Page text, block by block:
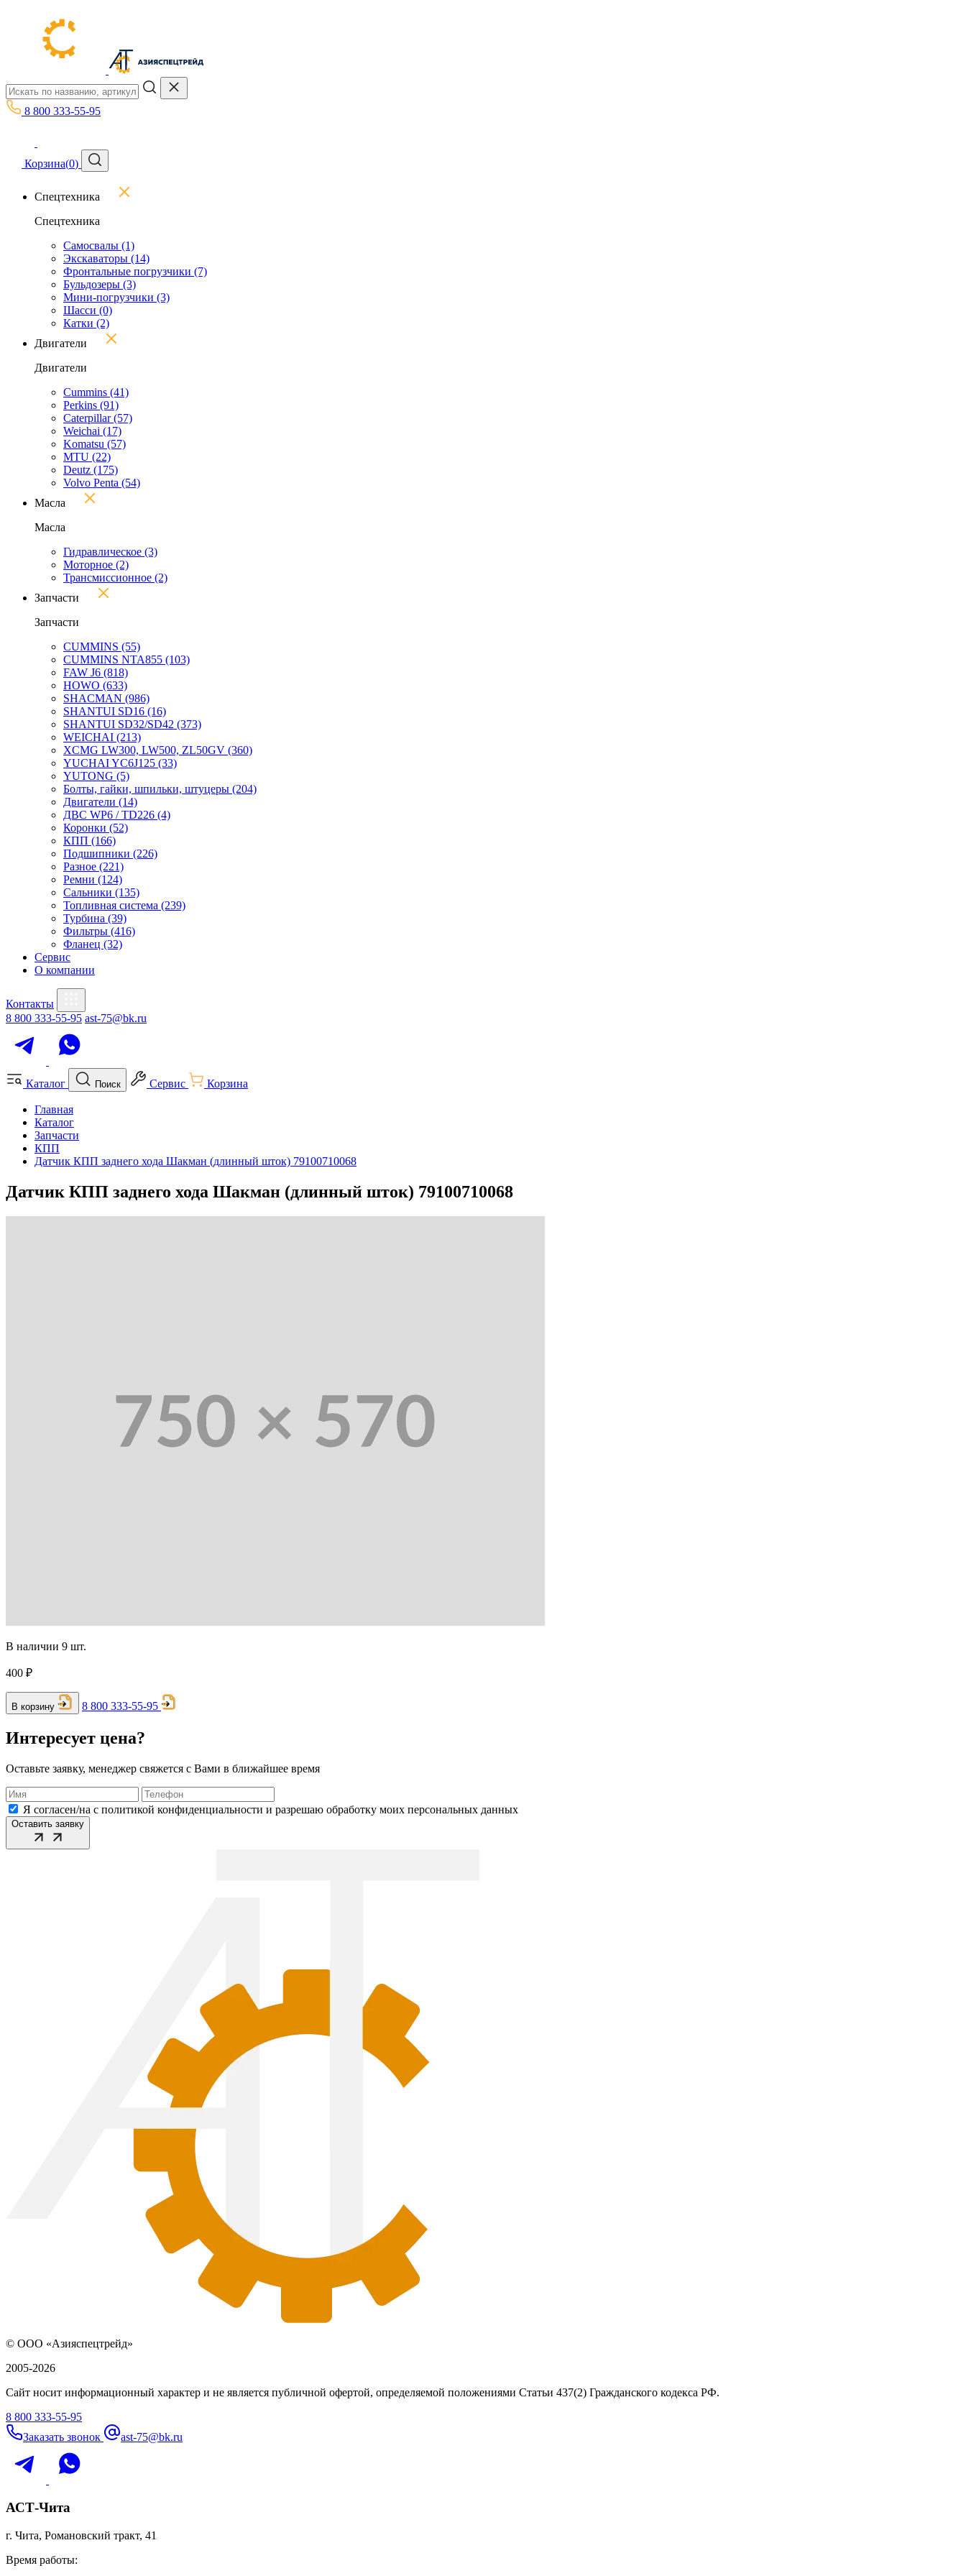
8 800 333-55-95
Корзина(0)
Спецтехника
Спецтехника
Самосвалы (1)
Экскаваторы (14)
Фронтальные погрузчики (7)
Бульдозеры (3)
Мини-погрузчики (3)
Шасси (0)
Катки (2)
Двигатели
Двигатели
Cummins (41)
Perkins (91)
Caterpillar(57)
Weichai (17)
Komatsu (57)
MTU (22)
Deutz (175)
Volvo Penta (54)
Масла
Масла
Гидравлическое (3)
Моторное (2)
Трансмиссионное (2)
Запчасти
Запчасти
CUMMINS (55)
CUMMINS NTA855 (103)
FAW J6 (818)
HOWO (633)
SHACMAN (986)
SHANTUI SD16 (16)
SHANTUI SD32/SD42 (373)
WEICHAI (213)
XCMG LW300, LW500, ZL50GV (360)
YUCHAI YC6J125 (33)
YUTONG (5)
Болты, гайки, шпильки, штуцеры (204)
Двигатели (14)
ДВС WP6 / TD226 (4)
Коронки (52)
КПП (166)
Подшипники (226)
Разное (221)
Ремни (124)
Сальники (135)
Топливная система (239)
Турбина (39)
Фильтры (416)
Фланец (32)
Сервис
О компании
Контакты
8 800 333-55-95 ast-75@bk.ru
Каталог Поиск Сервис Корзина
Главная
Каталог
Запчасти
КПП
Датчик КПП заднего хода Шакман (длинный шток) 79100710068
Датчик КПП заднего хода Шакман (длинный шток) 79100710068
В наличии 9 шт.
400 ₽
В корзину 8 800 333-55-95
Интересует цена?
Оставьте заявку, менеджер свяжется с Вами в ближайшее время
Я согласен/на с политикой конфиденциальности и разрешаю обработку моих персональных данных
Оставить заявку
© ООО «Азияспецтрейд»
2005-2026
Сайт носит информационный характер и не является публичной офертой, определяемой положениями Статьи 437(2) Гражданского кодекса РФ.
8 800 333-55-95
Заказать звонок
ast-75@bk.ru
АСТ-Чита
г. Чита, Романовский тракт, 41
Время работы: